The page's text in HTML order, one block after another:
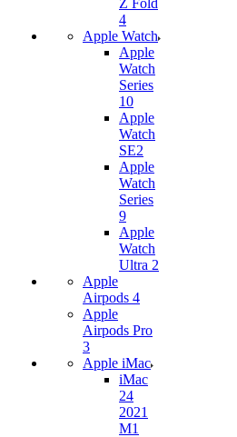
Z Fold
4
Apple Watch
Apple
Watch
Series
10
Apple
Watch
SE2
Apple
Watch
Series
9
Apple
Watch
Ultra 2
Apple
Airpods 4
Apple
Airpods Pro
3
Apple iMac
iMac
24
2021
M1